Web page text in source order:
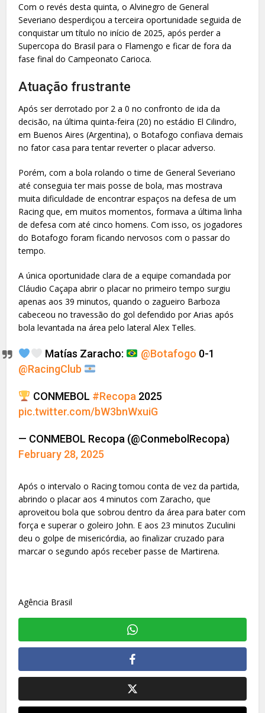
Com o revés desta quinta, o Alvinegro de General
Severiano desperdiçou a terceira oportunidade seguida de
conquistar um título no início de 2025, após perder a
Supercopa do Brasil para o Flamengo e ficar de fora da
fase final do Campeonato Carioca.
Atuação frustrante
Após ser derrotado por 2 a 0 no confronto de ida da
decisão, na última quinta-feira (20) no estádio El Cilindro,
em Buenos Aires (Argentina), o Botafogo confiava demais
no fator casa para tentar reverter o placar adverso.
Porém, com a bola rolando o time de General Severiano
até conseguia ter mais posse de bola, mas mostrava
muita dificuldade de encontrar espaços na defesa de um
Racing que, em muitos momentos, formava a última linha
de defesa com até cinco homens. Com isso, os jogadores
do Botafogo foram ficando nervosos com o passar do
tempo.
A única oportunidade clara de a equipe comandada por
Cláudio Caçapa abrir o placar no primeiro tempo surgiu
apenas aos 39 minutos, quando o zagueiro Barboza
cabeceou no travessão do gol defendido por Arias após
bola levantada na área pelo lateral Alex Telles.
Matías Zaracho: @Botafogo 0-1
@RacingClub
CONMEBOL #Recopa 2025
pic.twitter.com/bW3bnWxuiG
— CONMEBOL Recopa (@ConmebolRecopa)
February 28, 2025
Após o intervalo o Racing tomou conta de vez da partida,
abrindo o placar aos 4 minutos com Zaracho, que
aproveitou bola que sobrou dentro da área para bater com
força e superar o goleiro John. E aos 23 minutos Zuculini
deu o golpe de misericórdia, ao finalizar cruzado para
marcar o segundo após receber passe de Martirena.
Agência Brasil